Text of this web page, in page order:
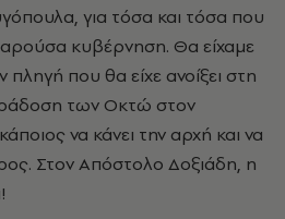
για τόσα και τόσα που
κυβέρνηση. Θα είχαμε
πληγή που θα είχε ανοίξει στη
των Οκτώ στον
να κάνει την αρχή και να
Στον Απόστολο Δοξιάδη, η